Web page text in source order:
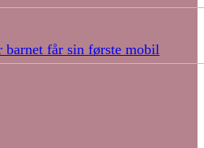
barnet får sin første mobil